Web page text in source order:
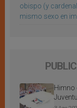
obispo (y
mismo sexo en
Himno